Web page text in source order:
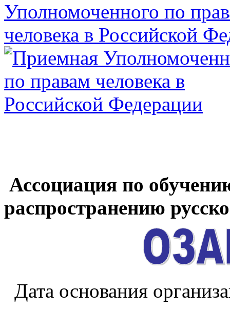
Ассоциация по
распространению
Дата основания